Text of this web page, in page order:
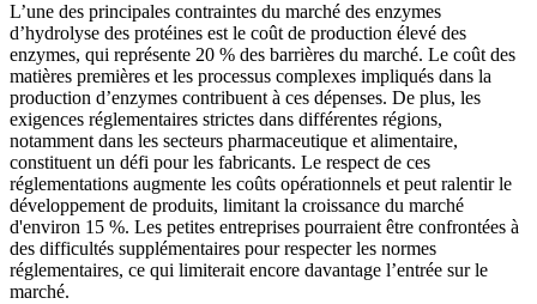
L’une des principales contraintes du marché des enzymes
d’hydrolyse des protéines est le coût de production élevé des
enzymes, qui représente 20 % des barrières du marché. Le coût des
matières premières et les processus complexes impliqués dans la
production d’enzymes contribuent à ces dépenses. De plus, les
exigences réglementaires strictes dans différentes régions,
notamment dans les secteurs pharmaceutique et alimentaire,
constituent un défi pour les fabricants. Le respect de ces
réglementations augmente les coûts opérationnels et peut ralentir le
développement de produits, limitant la croissance du marché
d'environ 15 %. Les petites entreprises pourraient être confrontées à
des difficultés supplémentaires pour respecter les normes
réglementaires, ce qui limiterait encore davantage l’entrée sur le
marché.